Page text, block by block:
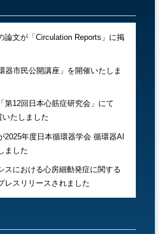
論文が「Circulation Reports」に掲
器市民公開講座」を開催いたしま
第12回日本心筋症研究会」にて
たしました
2025年度日本循環器学会 循環器AI
ました
スにおける心房細動発症に関する
レスリリースされました